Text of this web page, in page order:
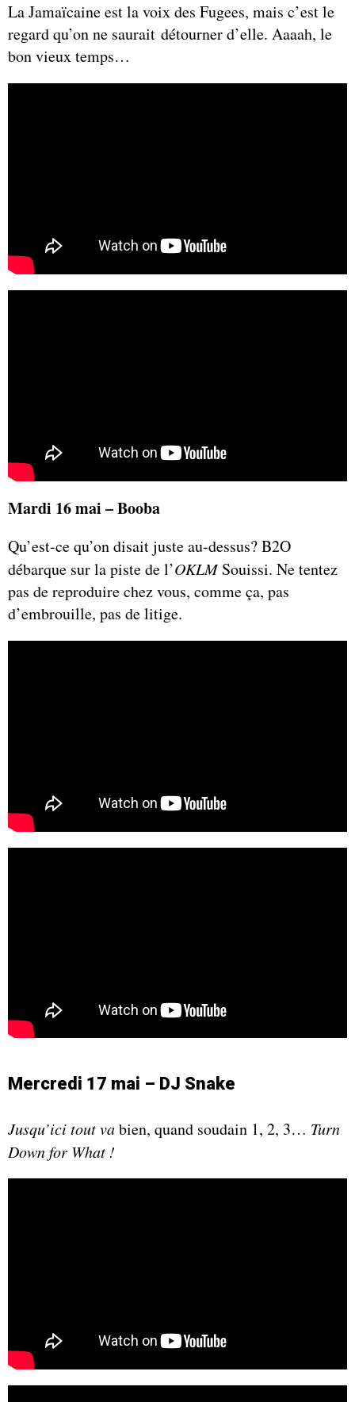
La Jamaïcaine est la voix des Fugees, mais c’est le
regard qu’on ne saurait détourner d’elle. Aaaah, le
bon vieux temps…
Mardi 16 mai – Booba
Qu’est-ce qu’on disait juste au-dessus? B2O
débarque sur la piste de l’OKLMSouissi. Ne tentez
pas de reproduire chez vous, comme ça, pas
d’embrouille, pas de litige.
Mercredi 17 mai – DJ Snake
Jusqu’ici tout vabien, quand soudain 1, 2, 3… Turn
Down for What !